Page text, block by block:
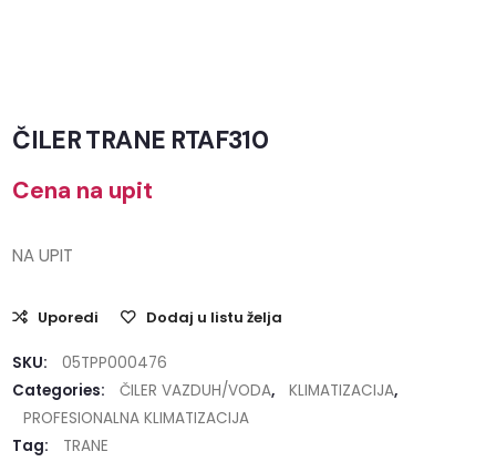
ČILER TRANE RTAF310
Cena na upit
NA UPIT
Uporedi Dodaj u listu želja
SKU:
05TPP000476
Categories:
ČILER VAZDUH/VODA, KLIMATIZACIJA,
PROFESIONALNA KLIMATIZACIJA
Tag:
TRANE